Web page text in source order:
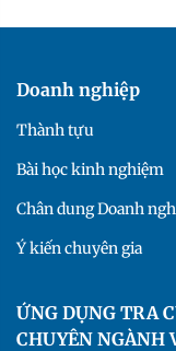
Doanh nghiệp
Thành tựu
Bài học kinh nghiệm
Chân dung Doanh
Ý kiến chuyên gia
ỨNG DỤNG TRA
CHUYÊN NGÀNH